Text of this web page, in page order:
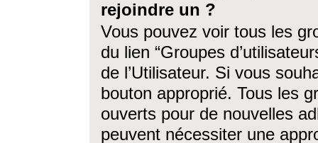
rejoindre un ?
Vous pouvez voir tous les
du lien “Groupes
de l’Utilisateur. Si vous
bouton approprié. Tous les
ouverts pour de nouvelles
peuvent nécessiter une